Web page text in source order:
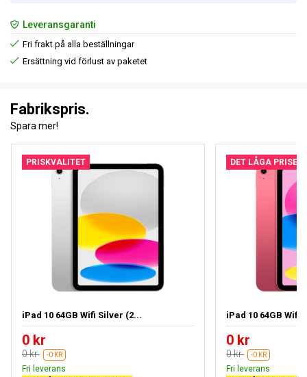
Leveransgaranti
Fri frakt på alla beställningar
Ersättning vid förlust av paketet
Fabrikspris.
Spara mer!
PRISKVALITET
iPad 10 64GB Wifi Silver (2...
0 kr
0 kr -0 KR
Fri leverans
DET LÅGA PRISET
iPad 10 64GB Wifi
0 kr
0 kr -0 KR
Fri leverans